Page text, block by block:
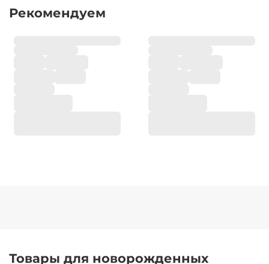
Рекомендуем
Товары для новорожденных